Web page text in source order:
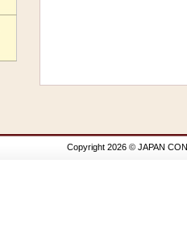
Copyright 2026 © JAPAN